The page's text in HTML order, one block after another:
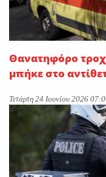
Θανατηφόρο
μπήκε στο
Τετάρτη 24 Ιουνίου 2026